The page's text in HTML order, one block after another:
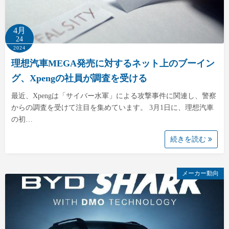
4月
24
2024
理想汽車MEGA発売に対するネット上のブーイン
グ、Xpengの社員が調査を受ける
最近、Xpengは「サイバー水軍」による攻撃事件に関連し、警察
からの調査を受けて注目を集めています。 3月1日に、理想汽車
の初…
続きを読む
メーカー動向